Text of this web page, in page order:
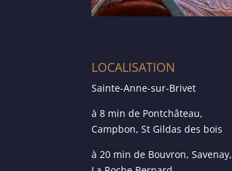
LOCALISATION
Sainte-Anne-sur-Brivet
à 8 min de Pontchâteau,
Campbon, St Gildas des bois
à 20 min de Bouvron, Savenay,